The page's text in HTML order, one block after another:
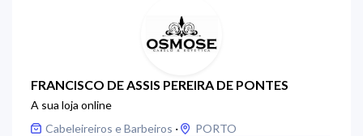
FRANCISCO DE ASSIS PEREIRA DE PONTES
A sua loja online
Cabeleireiros e Barbeiros ·
PORTO